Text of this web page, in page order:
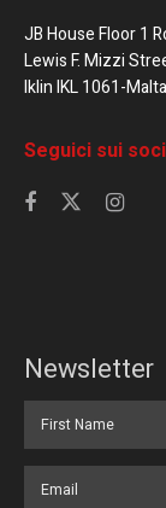
JB House Floor 1
Lewis F. Mizzi
Iklin IKL 1061-Malta
Seguici sui
Newsletter